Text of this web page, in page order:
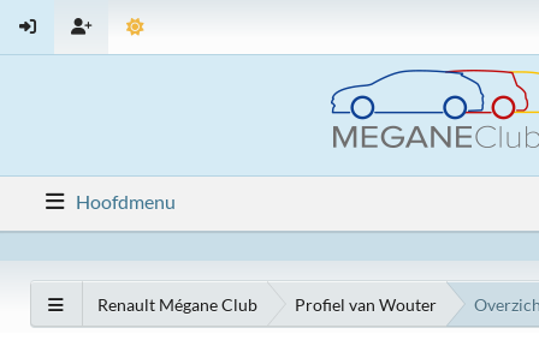
Hoofdmenu
Renault Mégane Club Profiel van Wouter